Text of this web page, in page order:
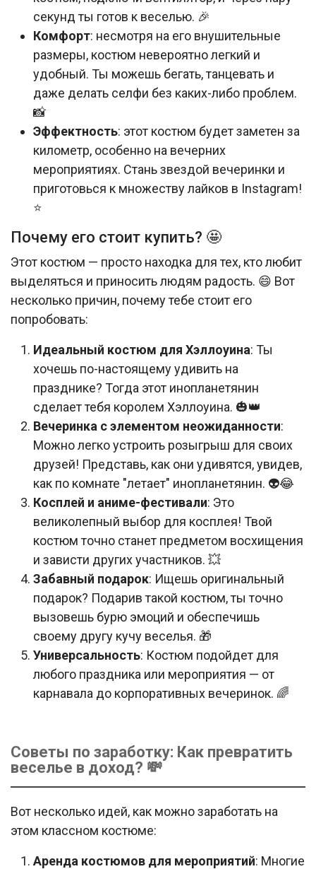
секунд ты готов к веселью. 🎉
Комфорт: несмотря на его внушительные
размеры, костюм невероятно легкий и
удобный. Ты можешь бегать, танцевать и
даже делать селфи без каких-либо проблем.
📸
Эффектность: этот костюм будет заметен за
километр, особенно на вечерних
мероприятиях. Стань звездой вечеринки и
приготовься к множеству лайков в Instagram!
⭐
Почему его стоит купить? 🤩
Этот костюм — просто находка для тех, кто любит
выделяться и приносить людям радость. 😄 Вот
несколько причин, почему тебе стоит его
попробовать:
Идеальный костюм для Хэллоуина: Ты
хочешь по-настоящему удивить на
празднике? Тогда этот инопланетянин
сделает тебя королем Хэллоуина. 🎃👑
Вечеринка с элементом неожиданности:
Можно легко устроить розыгрыш для своих
друзей! Представь, как они удивятся, увидев,
как по комнате "летает" инопланетянин. 👽😂
Косплей и аниме-фестивали: Это
великолепный выбор для косплея! Твой
костюм точно станет предметом восхищения
и зависти других участников. 💥
Забавный подарок: Ищешь оригинальный
подарок? Подарив такой костюм, ты точно
вызовешь бурю эмоций и обеспечишь
своему другу кучу веселья. 🎁
Универсальность: Костюм подойдет для
любого праздника или мероприятия — от
карнавала до корпоративных вечеринок. 🌈
Советы по заработку: Как превратить
веселье в доход? 💸
Вот несколько идей, как можно заработать на
этом классном костюме:
Аренда костюмов для мероприятий: Многие